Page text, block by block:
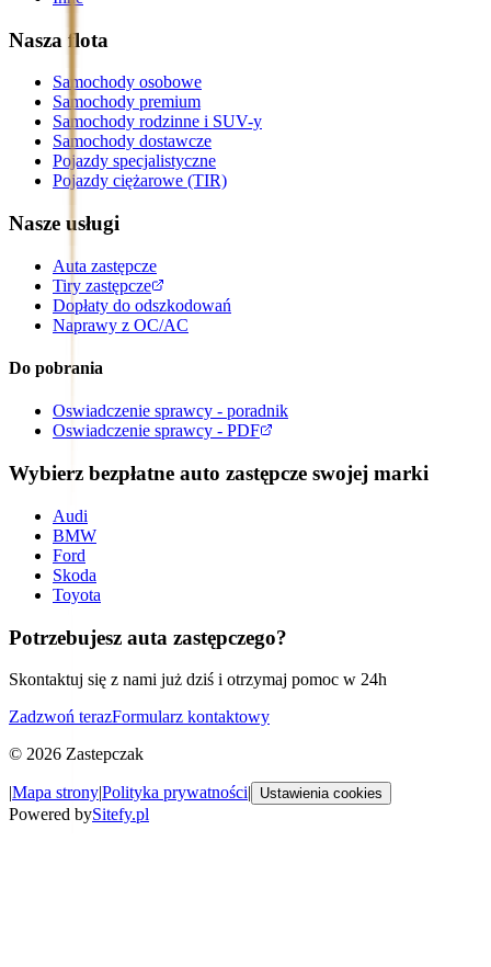
Nasza flota
Samochody osobowe
Samochody premium
Samochody rodzinne i SUV-y
Samochody dostawcze
Pojazdy specjalistyczne
Pojazdy ciężarowe (TIR)
Nasze usługi
Auta zastępcze
Tiry zastępcze
Dopłaty do odszkodowań
Naprawy z OC/AC
Do pobrania
Oswiadczenie sprawcy - poradnik
Oswiadczenie sprawcy - PDF
Wybierz bezpłatne auto zastępcze swojej marki
Audi
BMW
Ford
Skoda
Toyota
Potrzebujesz auta zastępczego?
Skontaktuj się z nami już dziś i otrzymaj pomoc w 24h
Zadzwoń terazFormularz kontaktowy
© 2026 Zastepczak
|Mapa strony|Polityka prywatności| Ustawienia cookies
Powered bySitefy.pl